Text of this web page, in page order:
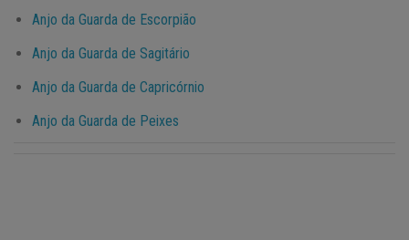
Anjo da Guarda de Escorpião
Anjo da Guarda de Sagitário
Anjo da Guarda de Capricórnio
Anjo da Guarda de Peixes